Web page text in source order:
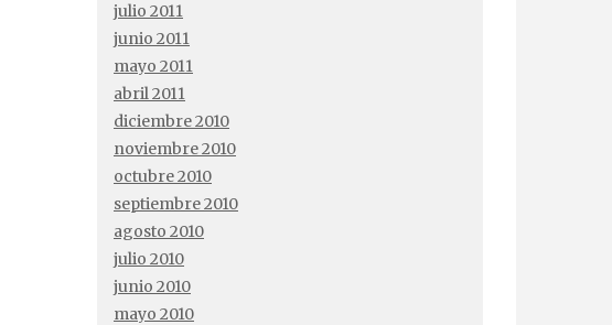
julio 2011
junio 2011
mayo 2011
abril 2011
diciembre 2010
noviembre 2010
octubre 2010
septiembre 2010
agosto 2010
julio 2010
junio 2010
mayo 2010